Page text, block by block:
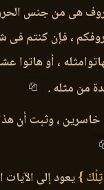
هى من جنس
، فإن كنتم
، أو هاتوا
من مثله .
خاسرين ، وثبت أن
}يعود إلى الآيات